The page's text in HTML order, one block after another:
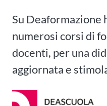
Su Deaformazione
numerosi corsi di
docenti, per una
aggiornata e